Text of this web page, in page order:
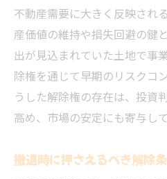
不動産需要に大きく反映され
産価値の維持や損失回避の鍵
出が見込まれていた土地で事
除権を通じて早期のリスクコ
うした解除権の存在は、投資
高め、市場の安定にも寄与して
撤退時に押さえるべき解除